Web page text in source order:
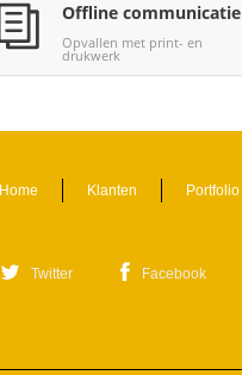
Offline communicatie
Opvallen met print- en
drukwerk
Home Klanten Portfolio
Twitter Facebook